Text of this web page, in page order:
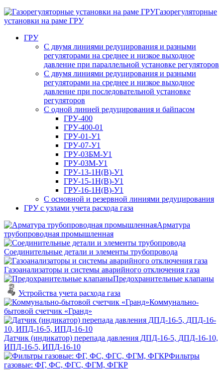
Газорегуляторные
установки на раме ГРУ
ГРУ
С двумя линиями редуцирования и разными
регуляторами на среднее и низкое выходное
давление при параллельной установке регуляторов
С двумя линиями редуцирования и разными
регуляторами на среднее и низкое выходное
давление при последовательной установке
регуляторов
С одной линией редуцирования и байпасом
ГРУ-400
ГРУ-400-01
ГРУ-01-У1
ГРУ-07-У1
ГРУ-03БМ-У1
ГРУ-03М-У1
ГРУ-13-1Н(В)-У1
ГРУ-15-1Н(В)-У1
ГРУ-16-1Н(В)-У1
С основной и резервной линиями редуцирования
ГРУ с узлами учета расхода газа
Арматура
трубопроводная промышленная
Соединительные детали и элементы трубопровода
Газоанализаторы и системы аварийного отключения газа
Предохранительные клапаны
Устройства учета расхода газа
Коммунально-
бытовой счетчик «Гранд»
Датчик (индикатор) перепада давления ДПД-16-5, ДПД-16-10,
ИПД-16-5, ИПД-16-10
Фильтры
газовые: ФГ, ФС, ФГС, ФГМ, ФГКР